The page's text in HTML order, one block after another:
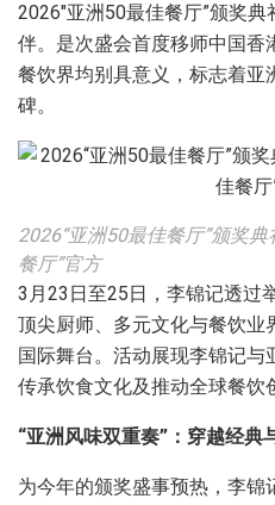
2026″亚洲50最佳餐厅”颁奖
伴。是次盛会首度移师中国香
餐饮界均别具意义，标志着亚
碑。
2026“亚洲50最佳餐厅”颁奖
餐厅”官方
3月23日至25日，李锦记透过
顶尖厨师、多元文化与餐饮业
国际舞台。活动展现李锦记
传承饮食文化及推动全球餐饮
“亚洲风味双重奏”：穿越经典
为今年的颁奖盛事预热，李锦